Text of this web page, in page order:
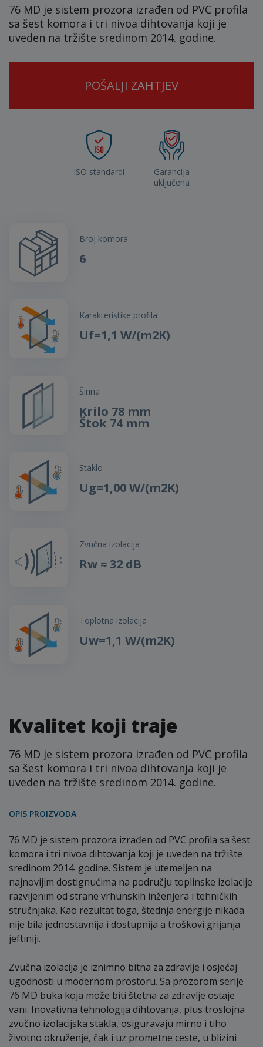
76 MD je sistem prozora izrađen od PVC profila
sa šest komora i tri nivoa dihtovanja koji je
uveden na tržište sredinom 2014. godine.
POŠALJI ZAHTJEV
ISO standardi
Garancija
uključena
Broj komora
6
Karakteristike profila
Uf=1,1 W/(m2K)
Širina
Krilo 78 mm
Štok 74 mm
Staklo
Ug=1,00 W/(m2K)
Zvučna izolacija
Rw ≈ 32 dB
Toplotna izolacija
Uw=1,1 W/(m2K)
Kvalitet koji traje
76 MD je sistem prozora izrađen od PVC profila
sa šest komora i tri nivoa dihtovanja koji je
uveden na tržište sredinom 2014. godine.
OPIS PROIZVODA
76 MD je sistem prozora izrađen od PVC profila sa šest
komora i tri nivoa dihtovanja koji je uveden na tržište
sredinom 2014. godine. Sistem je utemeljen na
najnovijim dostignućima na području toplinske izolacije
razvijenim od strane vrhunskih inženjera i tehničkih
stručnjaka. Kao rezultat toga, štednja energije nikada
nije bila jednostavnija i dostupnija a troškovi grijanja
jeftiniji.
Zvučna izolacija je iznimno bitna za zdravlje i osjećaj
ugodnosti u modernom prostoru. Sa prozorom serije
76 MD buka koja može biti štetna za zdravlje ostaje
vani. Inovativna tehnologija dihtovanja, plus troslojna
zvučno izolacijska stakla, osiguravaju mirno i tiho
životno okruženje, čak i uz prometne ceste, u blizini